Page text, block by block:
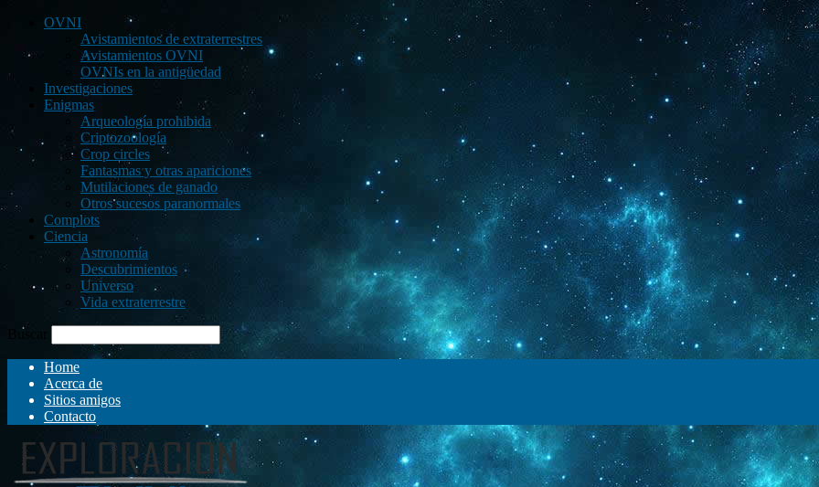
OVNI
Avistamientos de extraterrestres
Avistamientos OVNI
OVNIs en la antigüedad
Investigaciones
Enigmas
Arqueología prohibida
Criptozoología
Crop circles
Fantasmas y otras apariciones
Mutilaciones de ganado
Otros sucesos paranormales
Complots
Ciencia
Astronomía
Descubrimientos
Universo
Vida extraterrestre
Buscar
Home
Acerca de
Sitios amigos
Contacto